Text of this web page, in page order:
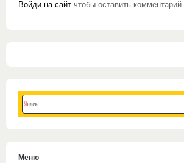
Войди на сайт чтобы оставить комментарий.
Меню